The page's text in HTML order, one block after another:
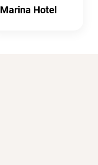
Marina Hotel